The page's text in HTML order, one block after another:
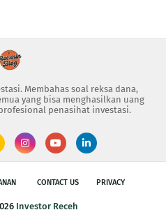
Membahas soal reksa dana,
yang bisa menghasilkan uang
penasihat investasi.
CONTACT US PRIVACY
Investor Receh